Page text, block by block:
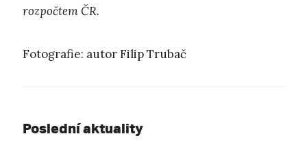
rozpočtem ČR.
Fotografie: autor Filip Trubač
Poslední aktuality